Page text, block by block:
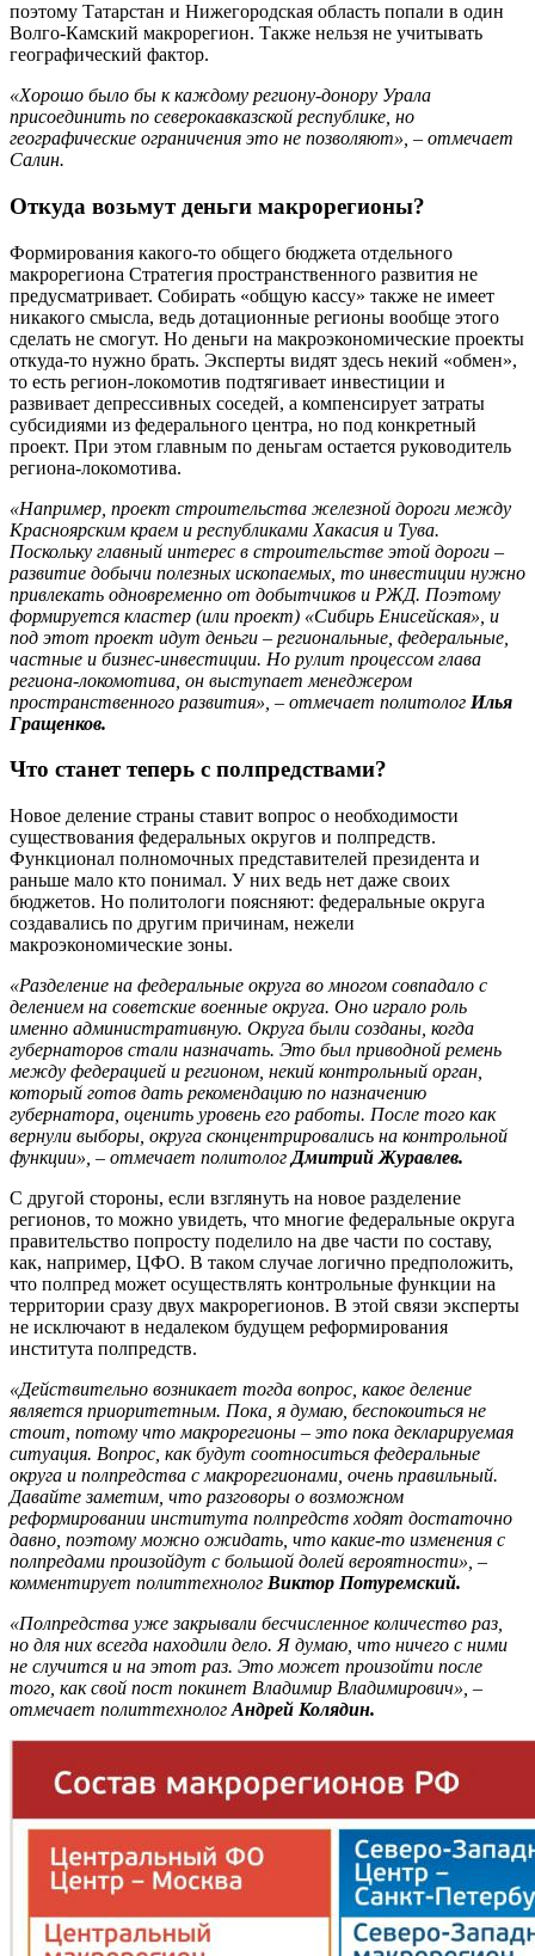
поэтому Татарстан и Нижегородская область попали в один
Волго-Камский макрорегион. Также нельзя не учитывать
географический фактор.
«Хорошо было бы к каждому региону-донору Урала
присоединить по северокавказской республике, но
географические ограничения это не позволяют», – отмечает
Салин.
Откуда возьмут деньги макрорегионы?
Формирования какого-то общего бюджета отдельного
макрорегиона Стратегия пространственного развития не
предусматривает. Собирать «общую кассу» также не имеет
никакого смысла, ведь дотационные регионы вообще этого
сделать не смогут. Но деньги на макроэкономические проекты
откуда-то нужно брать. Эксперты видят здесь некий «обмен»,
то есть регион-локомотив подтягивает инвестиции и
развивает депрессивных соседей, а компенсирует затраты
субсидиями из федерального центра, но под конкретный
проект. При этом главным по деньгам остается руководитель
региона-локомотива.
«Например, проект строительства железной дороги между
Красноярским краем и республиками Хакасия и Тува.
Поскольку главный интерес в строительстве этой дороги –
развитие добычи полезных ископаемых, то инвестиции нужно
привлекать одновременно от добытчиков и РЖД. Поэтому
формируется кластер (или проект) «Сибирь Енисейская», и
под этот проект идут деньги – региональные, федеральные,
частные и бизнес-инвестиции. Но рулит процессом глава
региона-локомотива, он выступает менеджером
пространственного развития», – отмечает политолог Илья
Гращенков.
Что станет теперь с полпредствами?
Новое деление страны ставит вопрос о необходимости
существования федеральных округов и полпредств.
Функционал полномочных представителей президента и
раньше мало кто понимал. У них ведь нет даже своих
бюджетов. Но политологи поясняют: федеральные округа
создавались по другим причинам, нежели
макроэкономические зоны.
«Разделение на федеральные округа во многом совпадало с
делением на советские военные округа. Оно играло роль
именно административную. Округа были созданы, когда
губернаторов стали назначать. Это был приводной ремень
между федерацией и регионом, некий контрольный орган,
который готов дать рекомендацию по назначению
губернатора, оценить уровень его работы. После того как
вернули выборы, округа сконцентрировались на контрольной
функции», – отмечает политолог Дмитрий Журавлев.
С другой стороны, если взглянуть на новое разделение
регионов, то можно увидеть, что многие федеральные округа
правительство попросту поделило на две части по составу,
как, например, ЦФО. В таком случае логично предположить,
что полпред может осуществлять контрольные функции на
территории сразу двух макрорегионов. В этой связи эксперты
не исключают в недалеком будущем реформирования
института полпредств.
«Действительно возникает тогда вопрос, какое деление
является приоритетным. Пока, я думаю, беспокоиться не
стоит, потому что макрорегионы – это пока декларируемая
ситуация. Вопрос, как будут соотноситься федеральные
округа и полпредства с макрорегионами, очень правильный.
Давайте заметим, что разговоры о возможном
реформировании института полпредств ходят достаточно
давно, поэтому можно ожидать, что какие-то изменения с
полпредами произойдут с большой долей вероятности», –
комментирует политтехнолог Виктор Потуремский.
«Полпредства уже закрывали бесчисленное количество раз,
но для них всегда находили дело. Я думаю, что ничего с ними
не случится и на этот раз. Это может произойти после
того, как свой пост покинет Владимир Владимирович», –
отмечает политтехнолог Андрей Колядин.